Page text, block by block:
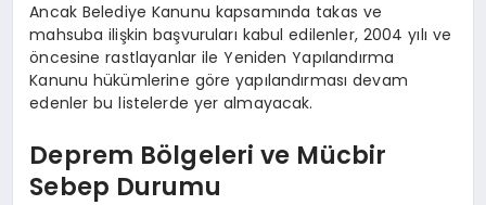
Ancak Belediye Kanunu kapsamında takas ve
mahsuba ilişkin başvuruları kabul edilenler, 2004 yılı ve
öncesine rastlayanlar ile Yeniden Yapılandırma
Kanunu hükümlerine göre yapılandırması devam
edenler bu listelerde yer almayacak.
Deprem Bölgeleri ve Mücbir
Sebep Durumu